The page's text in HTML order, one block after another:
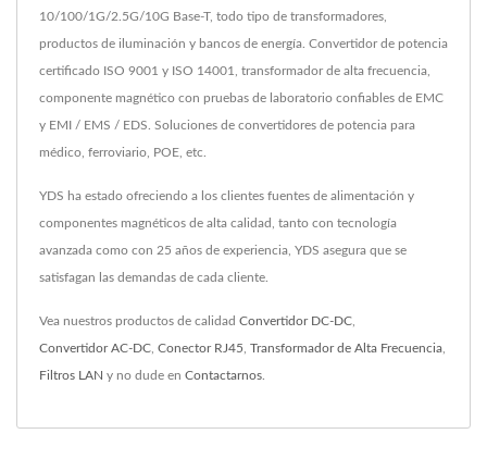
10/100/1G/2.5G/10G Base-T, todo tipo de transformadores,
productos de iluminación y bancos de energía. Convertidor de potencia
certificado ISO 9001 y ISO 14001, transformador de alta frecuencia,
componente magnético con pruebas de laboratorio confiables de EMC
y EMI / EMS / EDS. Soluciones de convertidores de potencia para
médico, ferroviario, POE, etc.
YDS ha estado ofreciendo a los clientes fuentes de alimentación y
componentes magnéticos de alta calidad, tanto con tecnología
avanzada como con 25 años de experiencia, YDS asegura que se
satisfagan las demandas de cada cliente.
Vea nuestros productos de calidad Convertidor DC-DC
Convertidor AC-DC Conector RJ45 Transformador de Alta Frecuencia
Filtros LAN y no dude en Contactarnos